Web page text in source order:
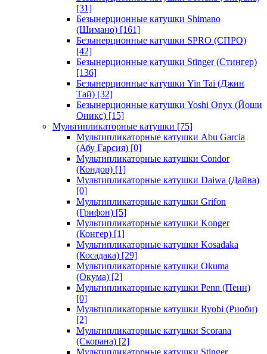
[31]
Безынерционные катушки Shimano
(Шимано) [161]
Безынерционные катушки SPRO (СПРО)
[42]
Безынерционные катушки Stinger (Стингер)
[136]
Безынерционные катушки Yin Tai (Джин
Тай) [32]
Безынерционные катушки Yoshi Onyx (Йоши
Оникс) [15]
Мультипликаторные катушки [75]
Мультипликаторные катушки Abu Garcia
(Абу Гарсия) [0]
Мультипликаторные катушки Condor
(Кондор) [1]
Мультипликаторные катушки Daiwa (Дайва)
[0]
Мультипликаторные катушки Grifon
(Грифон) [5]
Мультипликаторные катушки Konger
(Конгер) [1]
Мультипликаторные катушки Kosadaka
(Косадака) [29]
Мультипликаторные катушки Okuma
(Окума) [2]
Мультипликаторные катушки Penn (Пенн)
[0]
Мультипликаторные катушки Ryobi (Риоби)
[2]
Мультипликаторные катушки Scorana
(Скорана) [2]